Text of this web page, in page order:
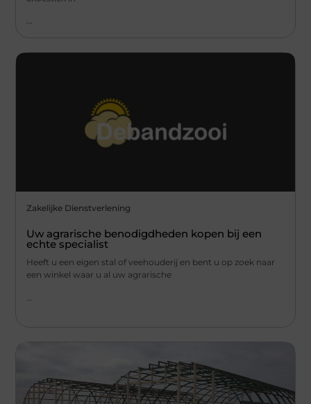
...
Zakelijke Dienstverlening
Uw agrarische benodigdheden kopen bij een
echte specialist
Heeft u een eigen stal of veehouderij en bent u op zoek naar
een winkel waar u al uw agrarische